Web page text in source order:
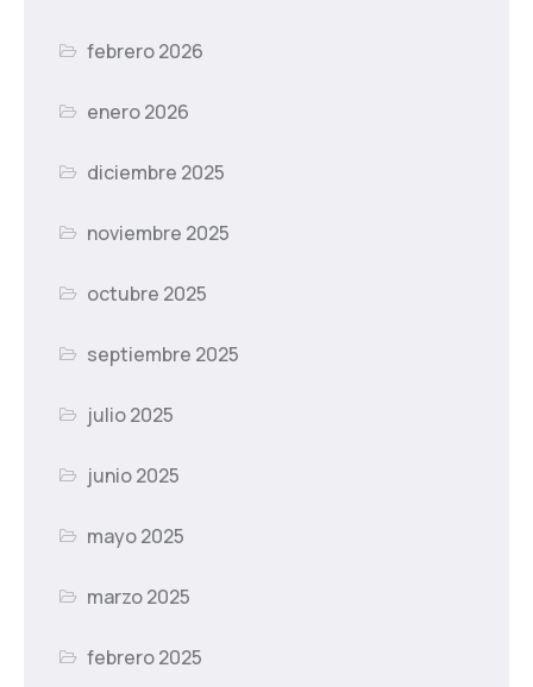
febrero 2026
enero 2026
diciembre 2025
noviembre 2025
octubre 2025
septiembre 2025
julio 2025
junio 2025
mayo 2025
marzo 2025
febrero 2025